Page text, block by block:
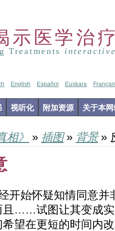
示医学治
Treatments
English Español Euskara
视听化 附加资源 关于本网
相》 » 插图» 背景»
开始怀疑知情同意并
且……试图让其变成
望在更短的时间内